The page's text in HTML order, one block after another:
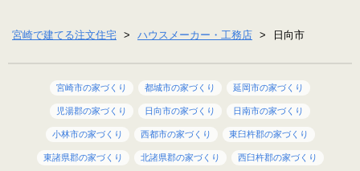
宮崎で建てる注文住宅 > ハウスメーカー・工務店 > 日向市
宮崎市の家づくり 都城市の家づくり 延岡市の家づくり
児湯郡の家づくり 日向市の家づくり 日南市の家づくり
小林市の家づくり 西都市の家づくり 東臼杵郡の家づくり
東諸県郡の家づくり 北諸県郡の家づくり 西臼杵郡の家づくり